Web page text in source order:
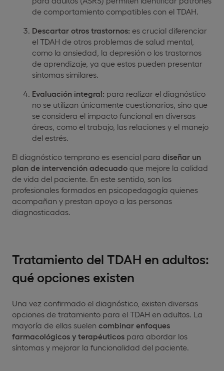
de comportamiento compatibles con el TDAH.
Descartar otros trastornos: es crucial diferenciar
el TDAH de otros problemas de salud mental,
como la ansiedad, la depresión o los trastornos
de aprendizaje, ya que estos pueden presentar
síntomas similares.
Evaluación integral: para realizar el diagnóstico
no se utilizan únicamente cuestionarios, sino que
se considera el impacto funcional en diversas
áreas, como el trabajo, las relaciones y el manejo
del estrés.
El diagnóstico temprano es esencial para diseñar un
plan de intervención adecuado que mejore la calidad
de vida del paciente. En este sentido, son los
profesionales formados en psicopedagogía quienes
acompañan y prestan apoyo a las personas
diagnosticadas.
Tratamiento del TDAH en adultos:
qué opciones existen
Una vez confirmado el diagnóstico, existen diversas
opciones de tratamiento para el TDAH en adultos. La
mayoría de ellas suelen combinar enfoques
farmacológicos y terapéuticos para abordar los
síntomas y mejorar la funcionalidad del paciente.